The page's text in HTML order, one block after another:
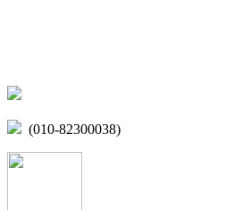
(010-82300038)